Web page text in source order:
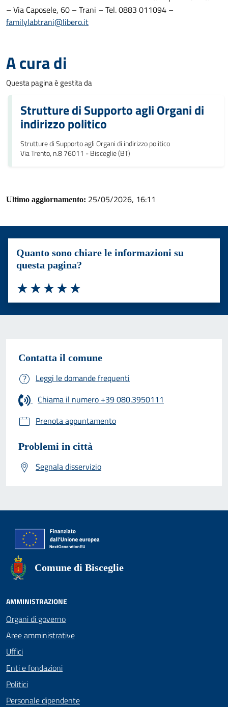
– Via Caposele, 60 – Trani – Tel. 0883 011094 –
familylabtrani@libero.it
A cura di
Questa pagina è gestita da
Strutture di Supporto agli Organi di
indirizzo politico
Strutture di Supporto agli Organi di indirizzo politico
Via Trento, n.8 76011 - Bisceglie (BT)
Ultimo aggiornamento: 25/05/2026, 16:11
Quanto sono chiare le informazioni su
questa pagina?
Valuta 5 stelle su 5
Valuta 4 stelle su 5
Valuta 3 stelle su 5
Valuta 2 stelle su 5
Valuta 1 stelle su 5
Contatta il comune
Leggi le domande frequenti
Chiama il numero +39 080.3950111
Prenota appuntamento
Problemi in città
Segnala disservizio
Comune di Bisceglie
AMMINISTRAZIONE
Organi di governo
Aree amministrative
Uffici
Enti e fondazioni
Politici
Personale dipendente